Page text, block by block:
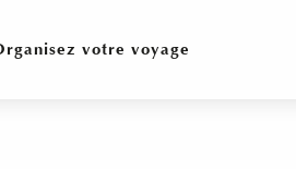
votre voyage